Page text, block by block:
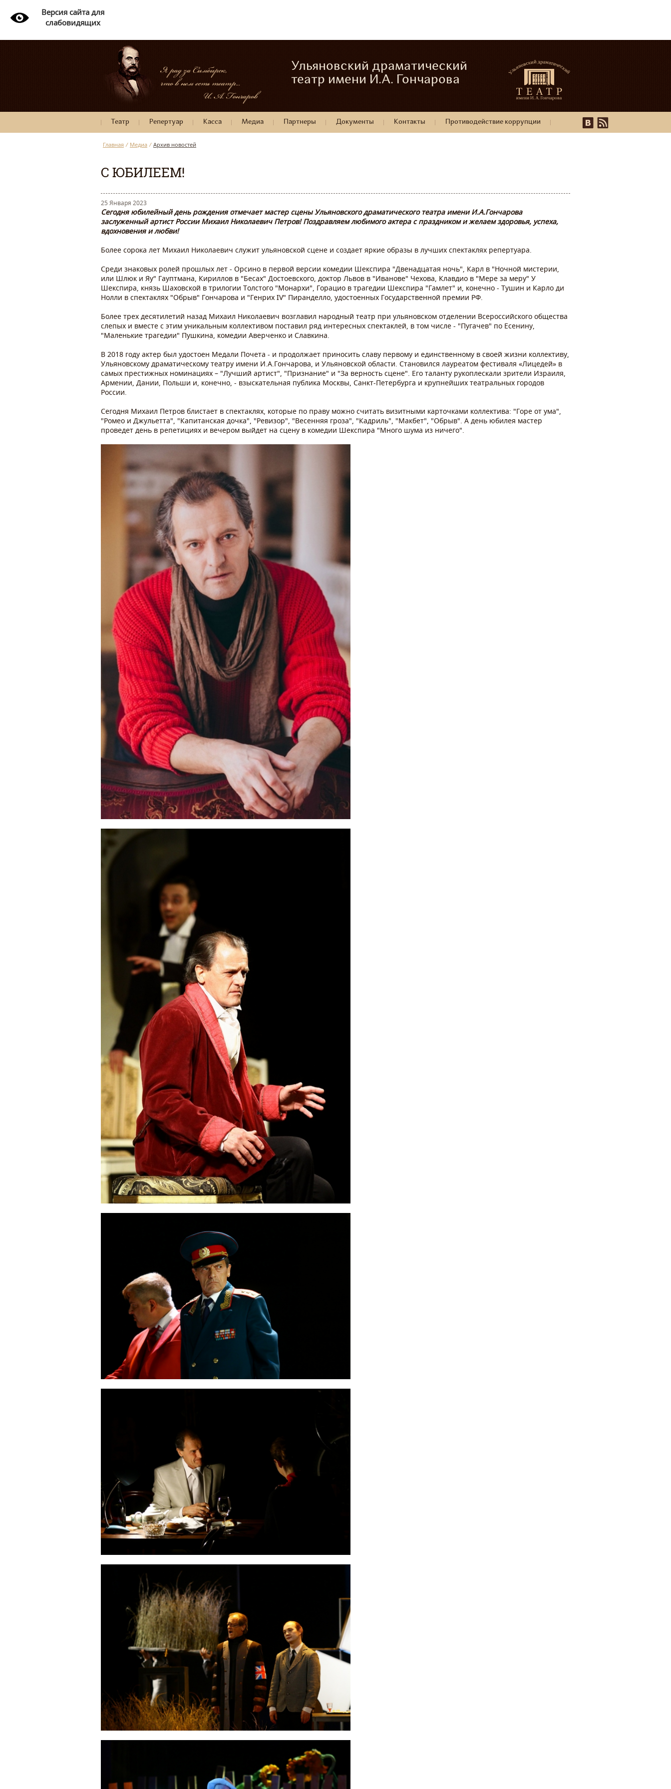
Версия сайта для
слабовидящих
Ульяновский драматический
театр имени И.А. Гончарова
Театр Репертуар Касса Медиа Партнеры Документы Контакты Противодействие коррупции
Главная / Медиа / Архив новостей
С ЮБИЛЕЕМ!
25 Января 2023
Сегодня юбилейный день рождения отмечает мастер сцены Ульяновского драматического театра имени И.А.Гончарова
заслуженный артист России Михаил Николаевич Петров! Поздравляем любимого актера с праздником и желаем здоровья, успеха,
вдохновения и любви!
Более сорока лет Михаил Николаевич служит ульяновской сцене и создает яркие образы в лучших спектаклях репертуара.
Среди знаковых ролей прошлых лет - Орсино в первой версии комедии Шекспира "Двенадцатая ночь", Карл в "Ночной мистерии,
или Шлюк и Яу" Гауптмана, Кириллов в "Бесах" Достоевского, доктор Львов в "Иванове" Чехова, Клавдио в "Мере за меру" У
Шекспира, князь Шаховской в трилогии Толстого "Монархи", Горацио в трагедии Шекспира "Гамлет" и, конечно - Тушин и Карло ди
Нолли в спектаклях "Обрыв" Гончарова и "Генрих IV" Пиранделло, удостоенных Государственной премии РФ.
Более трех десятилетий назад Михаил Николаевич возглавил народный театр при ульяновском отделении Всероссийского общества
слепых и вместе с этим уникальным коллективом поставил ряд интересных спектаклей, в том числе - "Пугачев" по Есенину,
"Маленькие трагедии" Пушкина, комедии Аверченко и Славкина.
В 2018 году актер был удостоен Медали Почета - и продолжает приносить славу первому и единственному в своей жизни коллективу,
Ульяновскому драматическому театру имени И.А.Гончарова, и Ульяновской области. Становился лауреатом фестиваля «Лицедей» в
самых престижных номинациях – "Лучший артист", "Признание" и "За верность сцене". Его таланту рукоплескали зрители Израиля,
Армении, Дании, Польши и, конечно, - взыскательная публика Москвы, Санкт-Петербурга и крупнейших театральных городов
России.
Сегодня Михаил Петров блистает в спектаклях, которые по праву можно считать визитными карточками коллектива: "Горе от ума",
"Ромео и Джульетта", "Капитанская дочка", "Ревизор", "Весенняя гроза", "Кадриль", "Макбет", "Обрыв". А день юбилея мастер
проведет день в репетициях и вечером выйдет на сцену в комедии Шекспира "Много шума из ничего".